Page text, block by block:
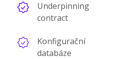
Underpinning
contract
Konfigurační
databáze